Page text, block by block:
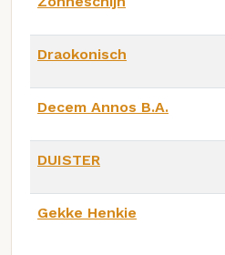
Draokonisch
Decem Annos B.A.
DUISTER
Gekke Henkie